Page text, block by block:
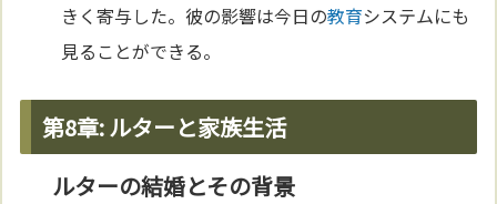
きく寄与した。彼の影響は今日の教育システムにも
見ることができる。
第8章: ルターと家族生活
ルターの結婚とその背景